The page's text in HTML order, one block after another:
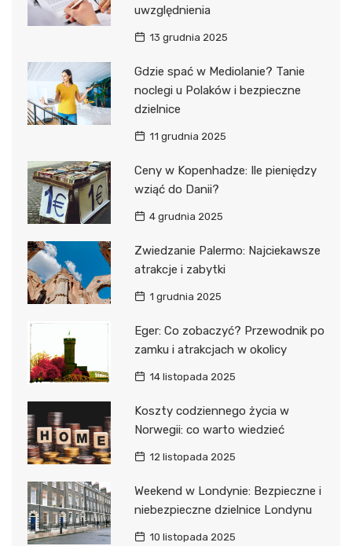
uwzględnienia
13 grudnia 2025
Gdzie spać w Mediolanie? Tanie
noclegi u Polaków i bezpieczne
dzielnice
11 grudnia 2025
Ceny w Kopenhadze: Ile pieniędzy
wziąć do Danii?
4 grudnia 2025
Zwiedzanie Palermo: Najciekawsze
atrakcje i zabytki
1 grudnia 2025
Eger: Co zobaczyć? Przewodnik po
zamku i atrakcjach w okolicy
14 listopada 2025
Koszty codziennego życia w
Norwegii: co warto wiedzieć
12 listopada 2025
Weekend w Londynie: Bezpieczne i
niebezpieczne dzielnice Londynu
10 listopada 2025